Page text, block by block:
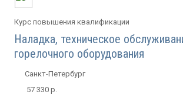
Курс повышения квалификации
Наладка, техническое
горелочного оборудования
Санкт-Петербург
57 330 р.